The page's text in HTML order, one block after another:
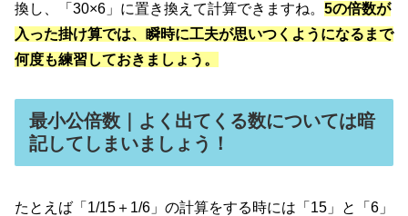
換し、「30×6」に置き換えて計算できますね。 5の倍数が
入った掛け算では、瞬時に工夫が思いつくようになるまで
何度も練習しておきましょう。
最小公倍数｜よく出てくる数については暗
記してしまいましょう！
たとえば「1/15＋1/6」の計算をする時には「15」と「6」